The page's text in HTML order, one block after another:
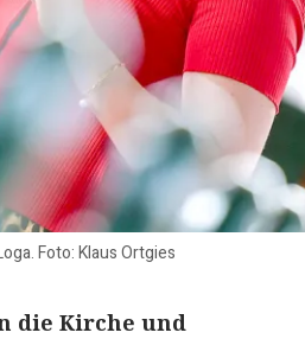
Foto: Klaus Ortgies
die Kirche und